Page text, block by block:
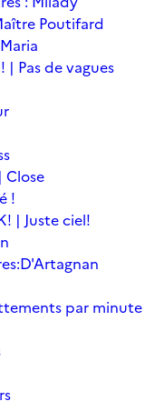
Poutifard
| Pas de vagues
Close
!
| Juste ciel!
par minute